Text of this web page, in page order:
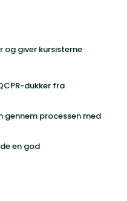
og giver kursisterne
dukker fra
processen med
en god